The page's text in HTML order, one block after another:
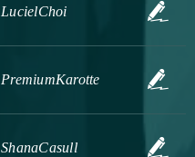
LucielChoi
PremiumKarotte
ShanaCasull